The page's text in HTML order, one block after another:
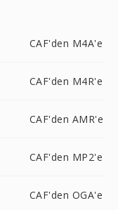
CAF'den M4A'e
CAF'den M4R'e
CAF'den AMR'e
CAF'den MP2'e
CAF'den OGA'e